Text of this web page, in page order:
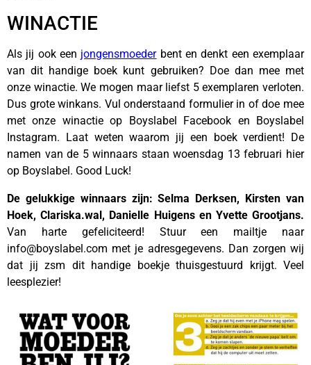
WINACTIE
Als jij ook een jongensmoederbent en denkt een exemplaar
van dit handige boek kunt gebruiken? Doe dan mee met
onze winactie. We mogen maar liefst 5 exemplaren verloten.
Dus grote winkans. Vul onderstaand formulier in of doe mee
met onze winactie op Boyslabel Facebook en Boyslabel
Instagram. Laat weten waarom jij een boek verdient! De
namen van de 5 winnaars staan woensdag 13 februari hier
op Boyslabel. Good Luck!
De gelukkige winnaars zijn: Selma Derksen, Kirsten van
Hoek, Clariska.wal, Danielle Huigens en Yvette Grootjans.
Van harte gefeliciteerd! Stuur een mailtje naar
info@boyslabel.com met je adresgegevens. Dan zorgen wij
dat jij zsm dit handige boekje thuisgestuurd krijgt. Veel
leesplezier!